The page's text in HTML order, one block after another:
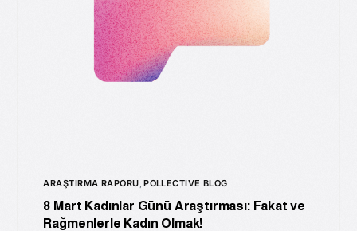
ARAŞTIRMA RAPORU,POLLECTIVE BLOG
8 Mart Kadınlar Günü Araştırması: Fakat ve
Rağmenlerle Kadın Olmak!